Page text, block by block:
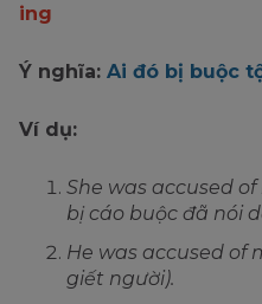
ing
Ý nghĩa: Ai đó bị buộc
Ví dụ:
She was accused
bị cáo buộc đã nói
He was accused of
giết người).